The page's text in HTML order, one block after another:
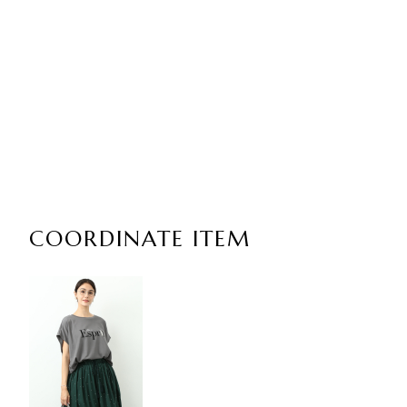
COORDINATE ITEM